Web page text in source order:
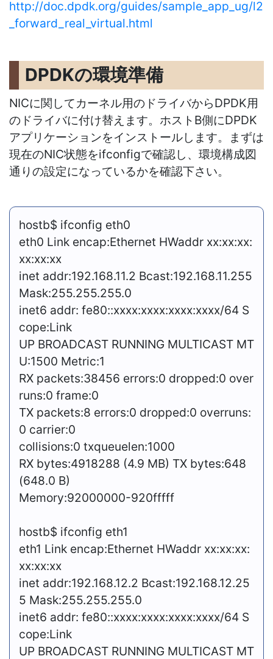
http://doc.dpdk.org/guides/sample_app_ug/l2
_forward_real_virtual.html
DPDKの環境準備
NICに関してカーネル用のドライバからDPDK用
のドライバに付け替えます。ホストB側にDPDK
アプリケーションをインストールします。まずは
現在のNIC状態をifconfigで確認し、環境構成図
通りの設定になっているかを確認下さい。
hostb$ ifconfig eth0
eth0 Link encap:Ethernet HWaddr xx:xx:xx:
xx:xx:xx
inet addr:192.168.11.2 Bcast:192.168.11.255
Mask:255.255.255.0
inet6 addr: fe80::xxxx:xxxx:xxxx:xxxx/64 S
cope:Link
UP BROADCAST RUNNING MULTICAST MT
U:1500 Metric:1
RX packets:38456 errors:0 dropped:0 over
runs:0 frame:0
TX packets:8 errors:0 dropped:0 overruns:
0 carrier:0
collisions:0 txqueuelen:1000
RX bytes:4918288 (4.9 MB) TX bytes:648
(648.0 B)
Memory:92000000-920fffff
hostb$ ifconfig eth1
eth1 Link encap:Ethernet HWaddr xx:xx:xx:
xx:xx:xx
inet addr:192.168.12.2 Bcast:192.168.12.25
5 Mask:255.255.255.0
inet6 addr: fe80::xxxx:xxxx:xxxx:xxxx/64 S
cope:Link
UP BROADCAST RUNNING MULTICAST MT